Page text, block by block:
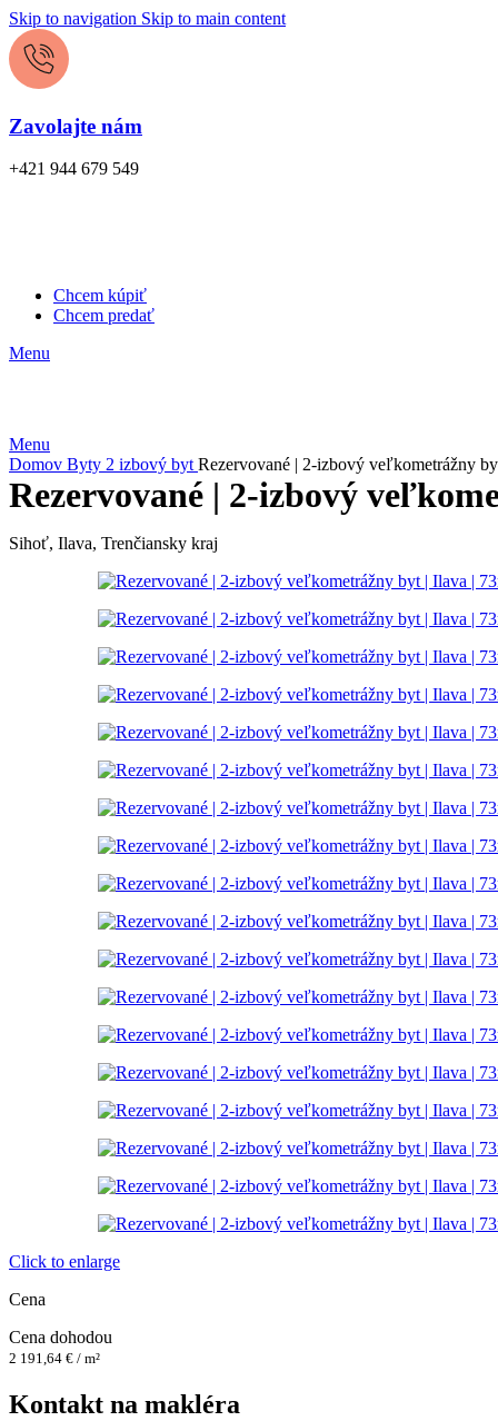
Skip to navigation Skip to main content
Zavolajte nám
+421 944 679 549
Chcem kúpiť
Chcem predať
Menu
Menu
Domov Byty 2 izbový bytRezervované | 2-izbový veľkometrážny
Rezervované | 2-izbový
Sihoť, Ilava, Trenčiansky kraj
Click to enlarge
Cena
Cena dohodou
2 191,64 € / m²
Kontakt na makléra